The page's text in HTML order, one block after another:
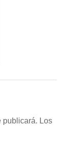
publicará. Los